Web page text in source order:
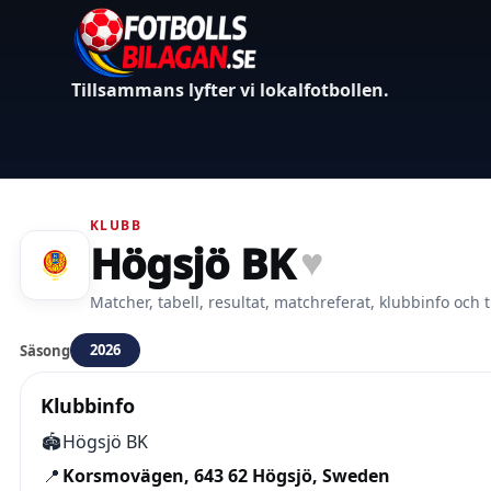
Tillsammans lyfter vi lokalfotbollen.
KLUBB
Högsjö BK♥
Matcher, tabell, resultat, matchreferat, klubbinfo och
Säsong 2026
Klubbinfo
🏟️Högsjö BK
📍 Korsmovägen, 643 62 Högsjö, Sweden